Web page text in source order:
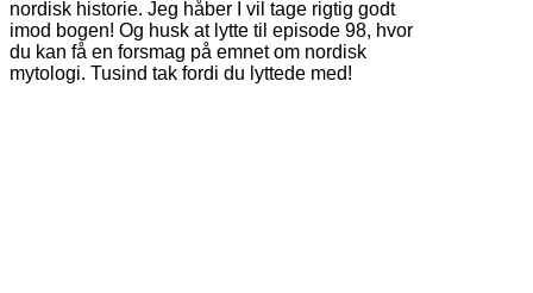
nordisk historie. Jeg håber I vil tage rigtig godt
imod bogen! Og husk at lytte til episode 98, hvor
du kan få en forsmag på emnet om nordisk
mytologi. Tusind tak fordi du lyttede med!